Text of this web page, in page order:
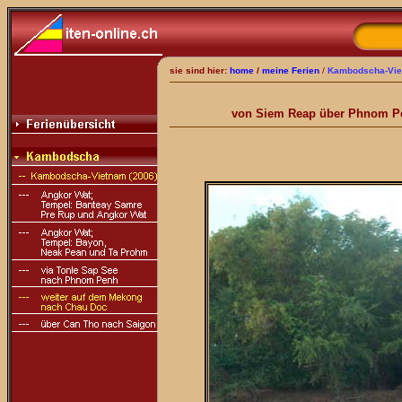
sie sind hier: home / meine Ferien / Kambodscha-
von Siem Reap über Phnom